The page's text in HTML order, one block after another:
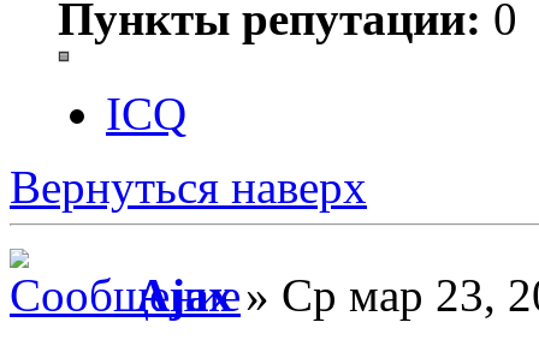
Пункты репутации: 0
ICQ
Вернуться наверх
Ajax» Ср мар 23,